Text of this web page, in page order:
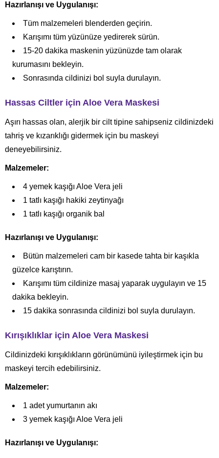
Hazırlanışı ve Uygulanışı:
Tüm malzemeleri blenderden geçirin.
Karışımı tüm yüzünüze yedirerek sürün.
15-20 dakika maskenin yüzünüzde tam olarak
kurumasını bekleyin.
Sonrasında cildinizi bol suyla durulayın.
Hassas Ciltler için Aloe Vera Maskesi
Aşırı hassas olan, alerjik bir cilt tipine sahipseniz cildinizdeki
tahriş ve kızarıklığı gidermek için bu maskeyi
deneyebilirsiniz.
Malzemeler:
4 yemek kaşığı Aloe Vera jeli
1 tatlı kaşığı hakiki zeytinyağı
1 tatlı kaşığı organik bal
Hazırlanışı ve Uygulanışı:
Bütün malzemeleri cam bir kasede tahta bir kaşıkla
güzelce karıştırın.
Karışımı tüm cildinize masaj yaparak uygulayın ve 15
dakika bekleyin.
15 dakika sonrasında cildinizi bol suyla durulayın.
Kırışıklıklar için Aloe Vera Maskesi
Cildinizdeki kırışıklıkların görünümünü iyileştirmek için bu
maskeyi tercih edebilirsiniz.
Malzemeler:
1 adet yumurtanın akı
3 yemek kaşığı Aloe Vera jeli
Hazırlanışı ve Uygulanışı: